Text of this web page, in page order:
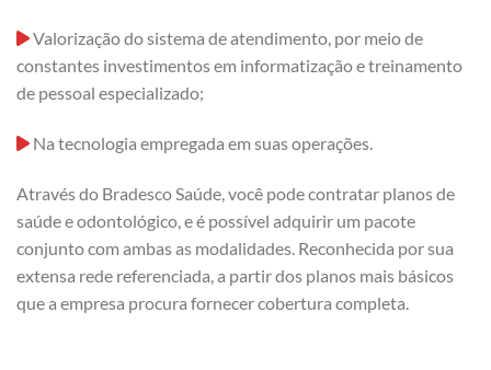
Valorização do sistema de atendimento, por meio de
constantes investimentos em informatização e treinamento
de pessoal especializado;
Na tecnologia empregada em suas operações.
Através do Bradesco Saúde, você pode contratar planos de
saúde e odontológico, e é possível adquirir um pacote
conjunto com ambas as modalidades. Reconhecida por sua
extensa rede referenciada, a partir dos planos mais básicos
que a empresa procura fornecer cobertura completa.